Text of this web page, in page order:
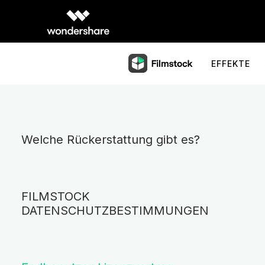
EFFEKTE
Welche Rückerstattung gibt es?
FILMSTOCK
DATENSCHUTZBESTIMMUNGEN